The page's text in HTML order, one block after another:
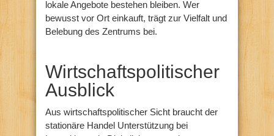
lokale Angebote bestehen bleiben. Wer
bewusst vor Ort einkauft, trägt zur Vielfalt und
Belebung des Zentrums bei.
Wirtschaftspolitischer
Ausblick
Aus wirtschaftspolitischer Sicht braucht der
stationäre Handel Unterstützung bei